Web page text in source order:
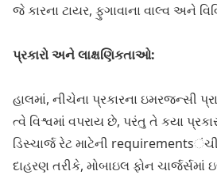
જે કારના ટાયર, ફુગાવાના વાલ્વ અને
પ્રકારો અને લાક્ષણિકતાઓ:
હાલમાં, નીચેના પ્રકારના ઇમરજન્સી
ત્વે વિશ્વમાં વપરાય છે, પરંતુ તે કયા
ડિસ્ચાર્જ રેટ માટેની
દાહરણ તરીકે, મોબાઇલ ફોન